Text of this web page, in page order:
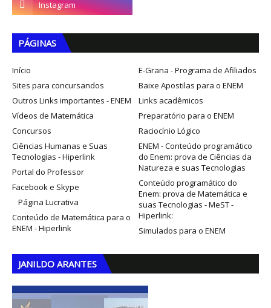
PÁGINAS
Início
E-Grana - Programa de Afiliados
Sites para concursandos
Baixe Apostilas para o ENEM
Outros Links importantes - ENEM
Links acadêmicos
Vídeos de Matemática
Preparatório para o ENEM
Concursos
Raciocínio Lógico
Ciências Humanas e Suas
Tecnologias - Hiperlink
ENEM - Conteúdo programático
do Enem: prova de Ciências da
Natureza e suas Tecnologias
Portal do Professor
Conteúdo programático do
Enem: prova de Matemática e
suas Tecnologias - MeST -
Hiperlink:
Facebook e Skype
Página Lucrativa
Conteúdo de Matemática para o
ENEM - Hiperlink
Simulados para o ENEM
JANILDO ARANTES